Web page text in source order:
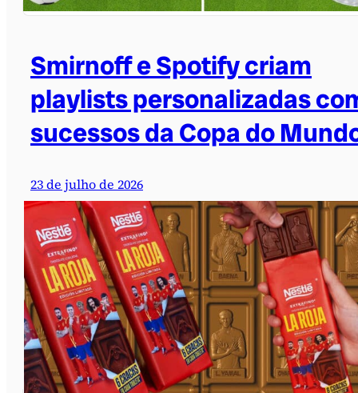
Smirnoff e Spotify criam
playlists personalizadas
sucessos da Copa do
23 de julho de 2026